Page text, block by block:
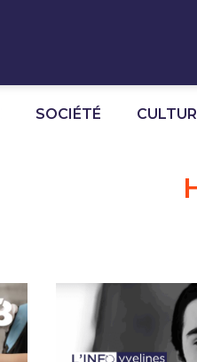
SOCIÉTÉ